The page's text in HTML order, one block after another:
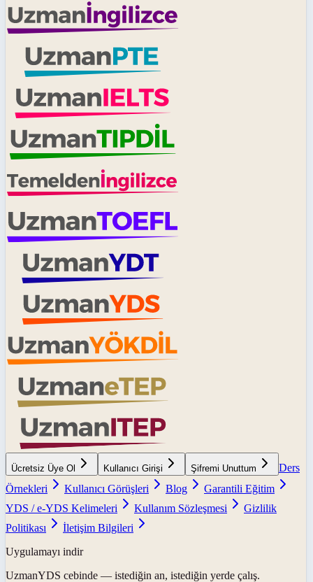
Ücretsiz Üye Ol Kullanıcı Girişi Şifremi Unuttum
Ders
Örnekleri
Kullanıcı Görüşleri Blog
Garantili Eğitim
YDS / e-YDS Kelimeleri
Kullanım Sözleşmesi
Gizlilik
Politikası
İletişim Bilgileri
Uygulamayı indir
UzmanYDS cebinde — istediğin an, istediğin yerde çalış.